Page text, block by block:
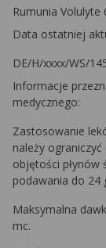
Rumunia
Data ostatniej
DE/H/xxxx/WS/
Informacje
medycznego:
Zastosowanie
należy
objętości płynów
podawania do 24
Maksymalna
mc.